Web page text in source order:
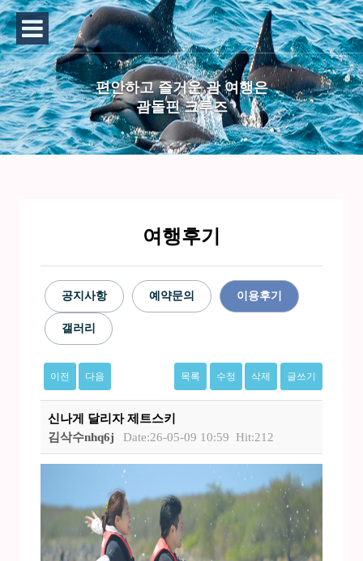
편안하고 즐거운 괌 여행은
괌돌핀 크루즈
여행후기
공지사항 예약문의 이용후기
갤러리
이전 다음 목록 수정 삭제 글쓰기
신나게 달리자 제트스키
김삭수nhq6j
Date:26-05-09 10:59 Hit:212